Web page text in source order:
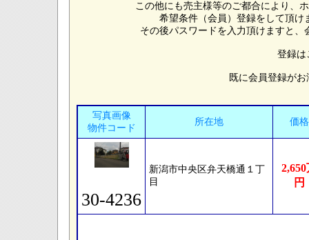
この他にも売主様等のご都合により、
希望条件（会員）登録をして頂
その後パスワードを入力頂けますと
登録
既に会員登録が
写真画像
物件コード
所在地 価格
30-4236
新潟市中央区弁天橋通１丁
目
2,650
円